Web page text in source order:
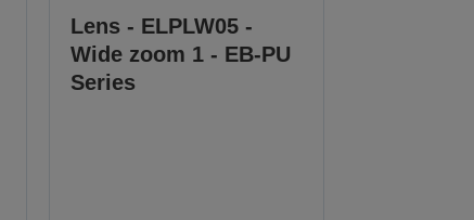
Lens - ELPLW05 -
Wide zoom 1 - EB-PU
Series